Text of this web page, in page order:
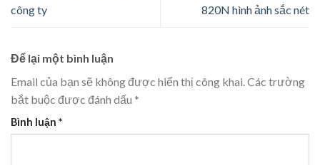
công ty
820N hình ảnh sắc nét
Để lại một bình luận
Email của bạn sẽ không được hiển thị công khai. Các trường
bắt buộc được đánh dấu *
Bình luận *